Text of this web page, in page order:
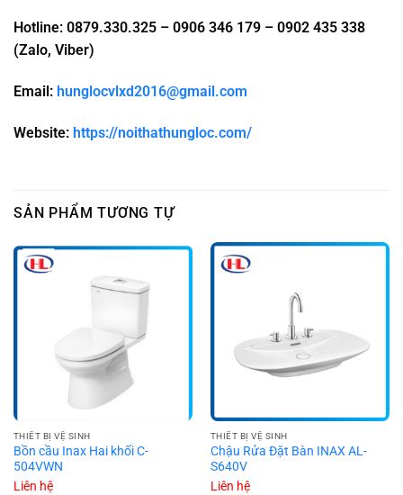
Hotline: 0879.330.325 – 0906 346 179 – 0902 435 338
(Zalo, Viber)
Email: hunglocvlxd2016@gmail.com
Website: https://noithathungloc.com/
SẢN PHẨM TƯƠNG TỰ
THIẾT BỊ VỆ SINH
Bồn cầu Inax Hai khối C-
504VWN
Liên hệ
THIẾT BỊ VỆ SINH
Chậu Rửa Đặt Bàn INAX AL-
S640V
Liên hệ